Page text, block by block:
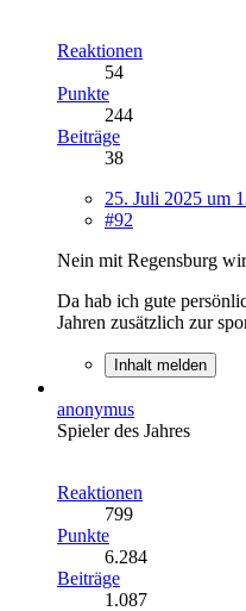
Reaktionen
54
Punkte
244
Beiträge
38
25. Juli 2025 um
#92
Nein mit Regensburg
Da hab ich gute
Jahren zusätzlich zur
Inhalt melden
anonymus
Spieler des Jahres
Reaktionen
799
Punkte
6.284
Beiträge
1.087